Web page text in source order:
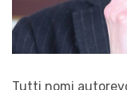
Tutti nomi